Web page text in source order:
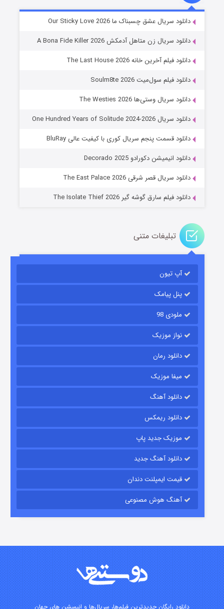
شوهر
عملیات آپارتمان
قسمت۲ (زیرنویس) منتشر شد
قسمت
قسمت۷ (زیرنویس) منتشر شد
دانلود سریال عشق چسبناک ما Our Sticky Love 2026
دانلود سریال زن متاهل آدمکش A Bona Fide Killer 2026
دانلود فیلم آخرین خانه The Last House 2026
دانلود فیلم سول‌میت Soulm8te 2026
دانلود سریال وستی‌ها The Westies 2026
دانلود سریال One Hundred Years of Solitude 2024-2026
دانلود قسمت پنجم سریال کوری با کیفیت عالی BluRay
دانلود انیمیشن دکورادو Decorado 2025
دانلود سریال قصر شرقی The East Palace 2026
دانلود فیلم سارق گوشه گیر The Isolate Thief 2026
تبلیغات متنی
آپ تیون
پنل پیامک
ملودی 98
نواز موزیک
دانلود رمان
میفا موزیک
دانلود آهنگ
دانلود ریمکس
موزیک جدید پاپ
دانلود آهنگ جدید
قیمت ایمپلنت دندان
آهنگ هوش مصنوعی
دانلود رایگان جدیدترین فیلم‌ها، سریال‌ها و انیمیشن های جهان